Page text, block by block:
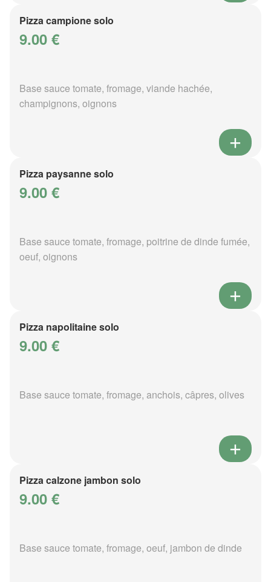
Pizza campione solo
9.00 €
Base sauce tomate, fromage, viande hachée,
champignons, oignons
Pizza paysanne solo
9.00 €
Base sauce tomate, fromage, poitrine de dinde fumée,
oeuf, oignons
Pizza napolitaine solo
9.00 €
Base sauce tomate, fromage, anchois, câpres, olives
Pizza calzone jambon solo
9.00 €
Base sauce tomate, fromage, oeuf, jambon de dinde